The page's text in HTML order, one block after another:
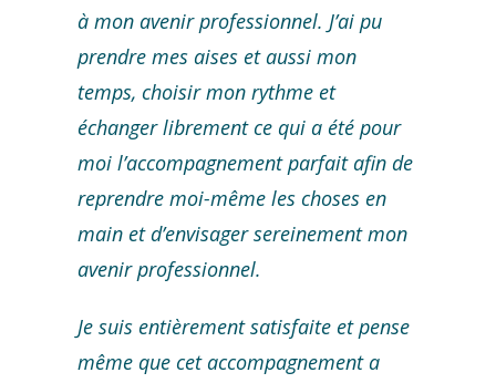
à mon avenir professionnel. J’ai pu
prendre mes aises et aussi mon
temps, choisir mon rythme et
échanger librement ce qui a été pour
moi l’accompagnement parfait afin de
reprendre moi-même les choses en
main et d’envisager sereinement mon
avenir professionnel.
Je suis entièrement satisfaite et pense
même que cet accompagnement a